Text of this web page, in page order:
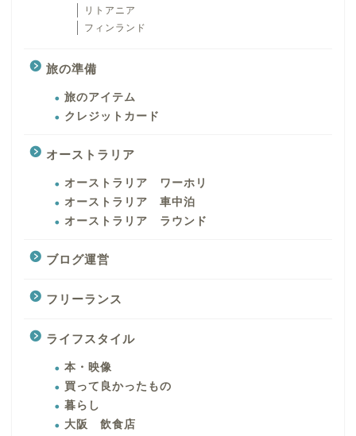
リトアニア
フィンランド
旅の準備
旅のアイテム
クレジットカード
オーストラリア
オーストラリア ワーホリ
オーストラリア 車中泊
オーストラリア ラウンド
ブログ運営
フリーランス
ライフスタイル
本・映像
買って良かったもの
暮らし
大阪 飲食店